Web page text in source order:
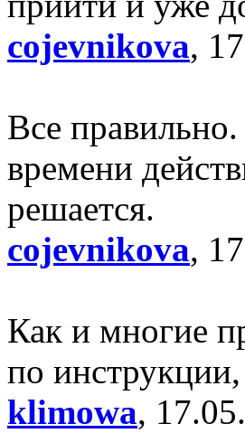
cojevnikova,
Все
времени
решается.
cojevnikova,
Как и многие
по инструкции,
klimowa,